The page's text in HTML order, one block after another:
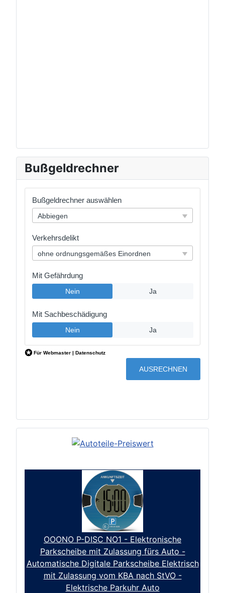
Bußgeldrechner
OOONO P-DISC NO1 - Elektronische
Parkscheibe mit Zulassung fürs Auto -
Automatische Digitale Parkscheibe Elektrisch
mit Zulassung vom KBA nach StVO -
Elektrische Parkuhr Auto